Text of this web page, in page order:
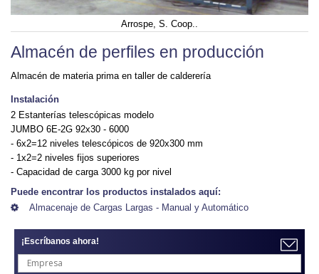
Arrospe, S. Coop..
Almacén de perfiles en producción
Almacén de materia prima en taller de calderería
Instalación
2 Estanterías telescópicas modelo
JUMBO 6E-2G 92x30 - 6000
- 6x2=12 niveles telescópicos de 920x300 mm
- 1x2=2 niveles fijos superiores
- Capacidad de carga 3000 kg por nivel
Puede encontrar los productos instalados aquí:
Almacenaje de Cargas Largas - Manual y Automático
¡Escríbanos ahora!